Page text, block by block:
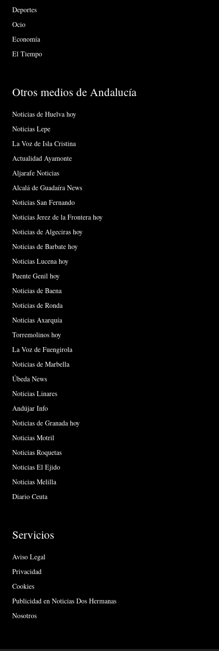
Deportes
Ocio
Economía
El Tiempo
Otros medios de Andalucía
Noticias de Huelva hoy
Noticias Lepe
La Voz de Isla Cristina
Actualidad Ayamonte
Aljarafe Noticias
Alcalá de Guadaíra News
Noticias San Fernando
Noticias Jerez de la Frontera hoy
Noticias de Algeciras hoy
Noticias de Barbate hoy
Noticias Lucena hoy
Puente Genil hoy
Noticias de Baena
Noticias de Ronda
Noticias Axarquía
Torremolinos hoy
La Voz de Fuengirola
Noticias de Marbella
Úbeda News
Noticias Linares
Andújar Info
Noticias de Granada hoy
Noticias Motril
Noticias Roquetas
Noticias El Ejido
Noticias Melilla
Diario Ceuta
Servicios
Aviso Legal
Privacidad
Cookies
Publicidad en Noticias Dos Hermanas
Nosotros